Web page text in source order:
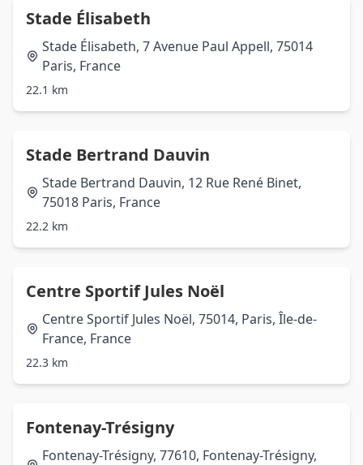
Stade Élisabeth
Stade Élisabeth, 7 Avenue Paul Appell, 75014
Paris, France
22.1 km
Stade Bertrand Dauvin
Stade Bertrand Dauvin, 12 Rue René Binet,
75018 Paris, France
22.2 km
Centre Sportif Jules Noël
Centre Sportif Jules Noël, 75014, Paris, Île-de-
France, France
22.3 km
Fontenay-Trésigny
Fontenay-Trésigny, 77610, Fontenay-Trésigny,